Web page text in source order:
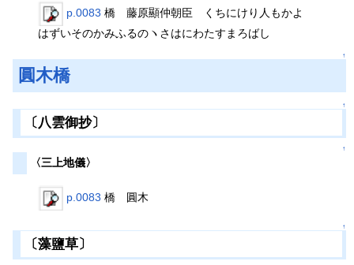
p.0083 橋 藤原顯仲朝臣 くちにけり人もかよ
はずいそのかみふるのヽさはにわたすまろばし
↑
圓木橋
↑
〔八雲御抄〕
↑
〈三上地儀〉
p.0083 橋 圓木
↑
〔藻鹽草〕